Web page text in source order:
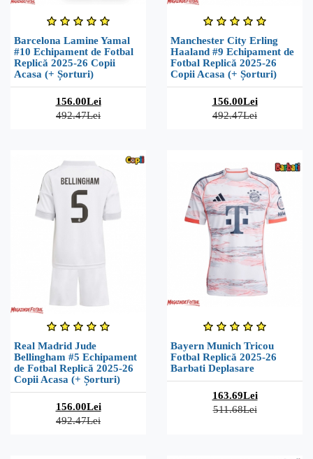
Barcelona Lamine Yamal
#10 Echipament de Fotbal
Replică 2025-26 Copii
Acasa (+ Șorturi)
156.00Lei
492.47Lei
Manchester City Erling
Haaland #9 Echipament de
Fotbal Replică 2025-26
Copii Acasa (+ Șorturi)
156.00Lei
492.47Lei
Real Madrid Jude
Bellingham #5 Echipament
de Fotbal Replică 2025-26
Copii Acasa (+ Șorturi)
156.00Lei
492.47Lei
Bayern Munich Tricou
Fotbal Replică 2025-26
Barbati Deplasare
163.69Lei
511.68Lei